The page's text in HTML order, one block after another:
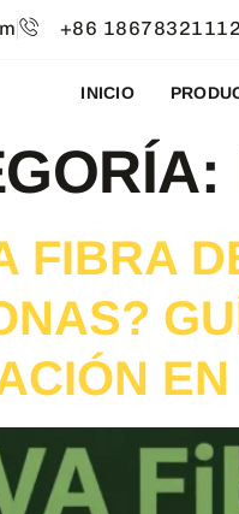
+86 18678321112
INICIO
FIBRA